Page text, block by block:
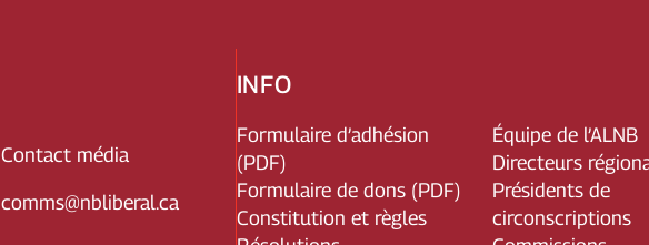
Contact média
comms@nbliberal.ca
INFO
Formulaire d’adhésion
(PDF)
Formulaire de dons (PDF)
Constitution et règles
Équipe de l’ALNB
Directeurs
Présidents de
circonscriptions